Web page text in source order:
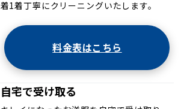
着1着丁寧にクリーニングいたします。
料金表はこちら
自宅で受け取る